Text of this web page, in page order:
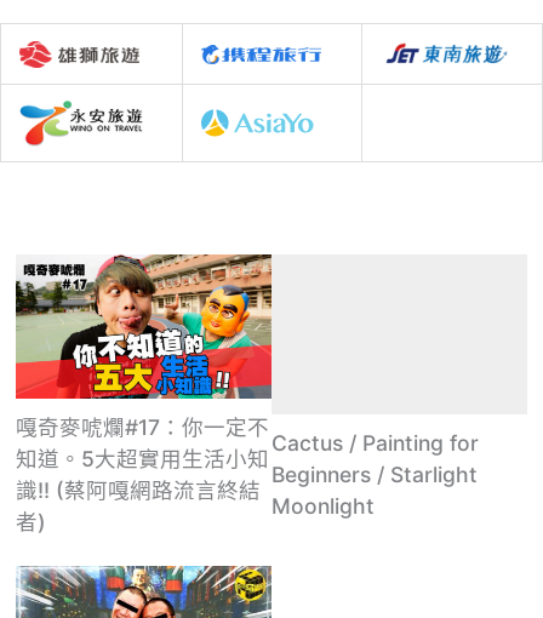
嘎奇麥唬爛#17：你一定不
知道。5大超實用生活小知
識!! (蔡阿嘎網路流言終結
者)
Cactus / Painting for
Beginners / Starlight
Moonlight